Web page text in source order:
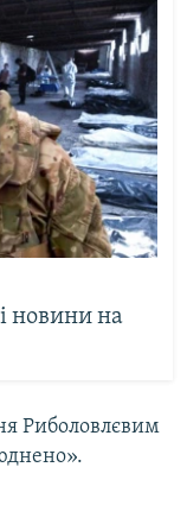
новини на
Риболовлєвим